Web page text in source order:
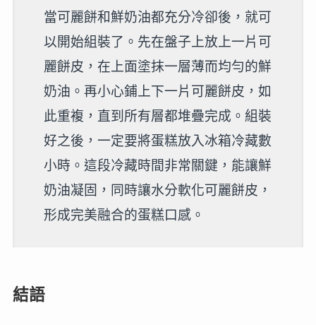
當可麗餅和鮮奶油都充分冷卻後，就可
以開始組裝了。先在盤子上放上一片可
麗餅皮，在上面塗抹一層薄而均勻的鮮
奶油。再小心鋪上下一片可麗餅皮，如
此重複，直到所有層都堆疊完成。組裝
好之後，一定要將蛋糕放入冰箱冷藏數
小時。這段冷藏時間非常關鍵，能讓鮮
奶油凝固，同時讓水分軟化可麗餅皮，
形成完美融合的蛋糕口感。
結語